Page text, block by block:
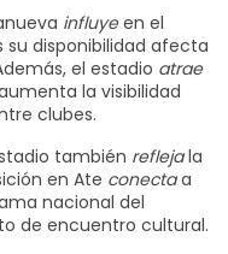
influyeen el
disponibilidad afecta
el estadio atrae
la visibilidad
clubes.
también reflejala
en Ate conectaa
nacional del
de encuentro cultural.